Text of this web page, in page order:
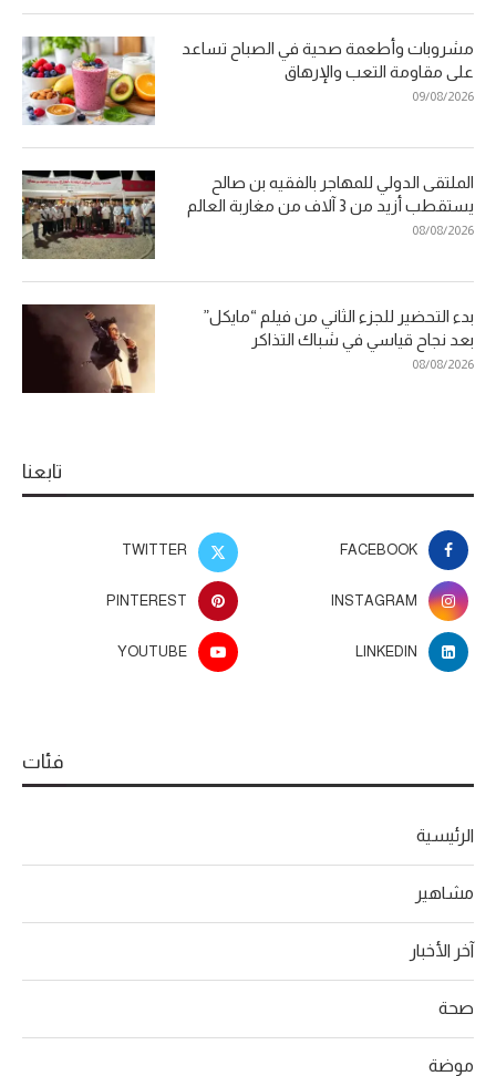
مشروبات وأطعمة صحية في الصباح تساعد
على مقاومة التعب والإرهاق
09/08/2026
الملتقى الدولي للمهاجر بالفقيه بن صالح
يستقطب أزيد من 3 آلاف من مغاربة العالم
08/08/2026
بدء التحضير للجزء الثاني من فيلم “مايكل”
بعد نجاح قياسي في شباك التذاكر
08/08/2026
تابعنا
FACEBOOK
TWITTER
INSTAGRAM
PINTEREST
LINKEDIN
YOUTUBE
فئات
الرئيسية
مشاهير
آخر الأخبار
صحة
موضة